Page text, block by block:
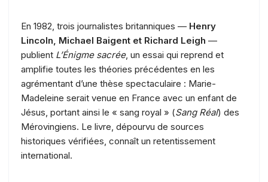
En 1982, trois journalistes britanniques — Henry
Lincoln, Michael Baigent et Richard Leigh —
publient L’Énigme sacrée, un essai qui reprend et
amplifie toutes les théories précédentes en les
agrémentant d’une thèse spectaculaire : Marie-
Madeleine serait venue en France avec un enfant de
Jésus, portant ainsi le « sang royal » (Sang Réal) des
Mérovingiens. Le livre, dépourvu de sources
historiques vérifiées, connaît un retentissement
international.